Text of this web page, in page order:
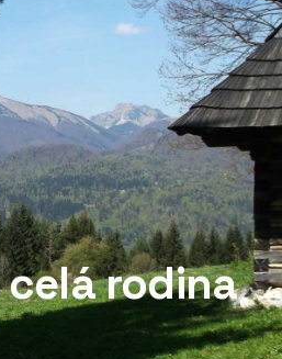
rodina